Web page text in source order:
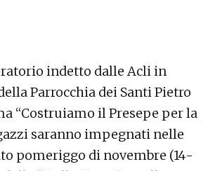
indetto dalle Acli in
Parrocchia dei Santi Pietro
“Costruiamo il Presepe per la
saranno impegnati nelle
pomeriggo di novembre (14-